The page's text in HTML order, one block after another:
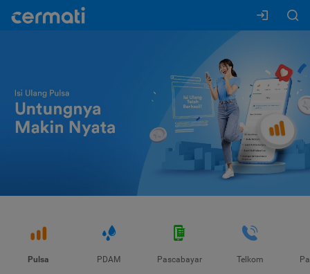
Pulsa PDAM Pascabayar Telkom